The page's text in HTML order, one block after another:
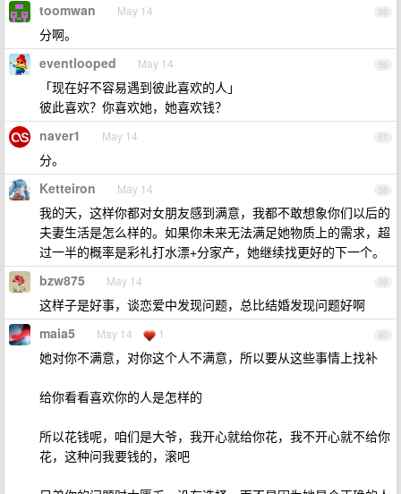
55
toomwan May 14
分啊。
56
eventlooped May 14
「现在好不容易遇到彼此喜欢的人」
彼此喜欢？你喜欢她，她喜欢钱？
57
naver1 May 14
分。
58
Ketteiron May 14
我的天，这样你都对女朋友感到满意，我都不敢想象你们以后的
夫妻生活是怎么样的。如果你未来无法满足她物质上的需求，超
过一半的概率是彩礼打水漂+分家产，她继续找更好的下一个。
59
bzw875 May 14
这样子是好事，谈恋爱中发现问题，总比结婚发现问题好啊
60
maia5 May 14 1
她对你不满意，对你这个人不满意，所以要从这些事情上找补
给你看看喜欢你的人是怎样的
所以花钱呢，咱们是大爷，我开心就给你花，我不开心就不给你
花，这种问我要钱的，滚吧